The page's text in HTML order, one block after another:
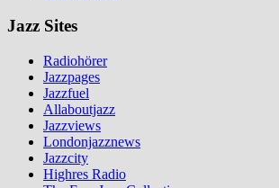
Jazz Sites
Radiohörer
Jazzpages
Jazzfuel
Allaboutjazz
Jazzviews
Londonjazznews
Jazzcity
Highres Radio